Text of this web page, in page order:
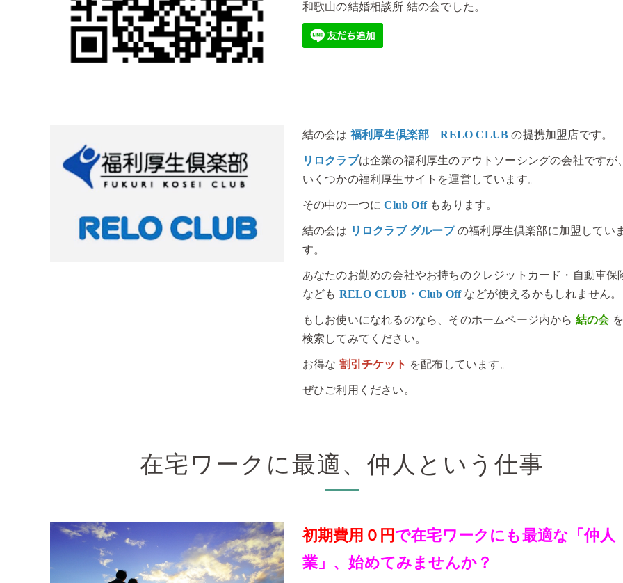
和歌山の結婚相談所 結の会でした。
結の会は 福利厚生倶楽部 RELO CLUB の提携加盟店です。
リロクラブは企業の福利厚生のアウトソーシングの会社ですが
いくつかの福利厚生サイトを運営しています。
その中の一つにClub Offもあります。
結の会は リロクラブ グループの福利厚生倶楽部に加盟してい
す。
あなたのお勤めの会社やお持ちのクレジットカード・自動車保
なども RELO CLUB・Club Offなどが使えるかもしれません。
もしお使いになれるのなら、そのホームページ内から 結の会 を
検索してみてください。
お得な 割引チケット を配布しています。
ぜひご利用ください。
在宅ワークに最適、仲人という仕事
初期費用０円 で在宅ワークにも最適な「仲人
業」、始めてみませんか？